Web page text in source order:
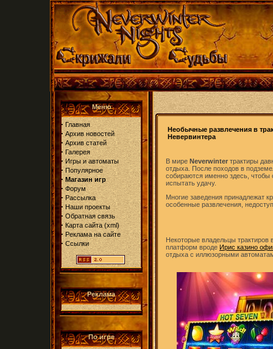
Меню
· Главная
· Архив новостей
· Архив статей
· Галерея
· Игры и автоматы
· Популярное
· Магазин игр
· Форум
· Рассылка
· Наши проекты
· Обратная связь
· Карта сайта(xml)
· Реклама на сайте
· Ссылки
Реклама
По игре
Необычные развлечения в
Невервинтера
В мире Neverwinter трактиры
отдыха. После походов в
собираются именно здесь, чтобы
испытать удачу.
Многие заведения принадлежат
особенные развлечения,
Некоторые владельцы
платформ вроде Ирис казино
отдыха с иллюзорными